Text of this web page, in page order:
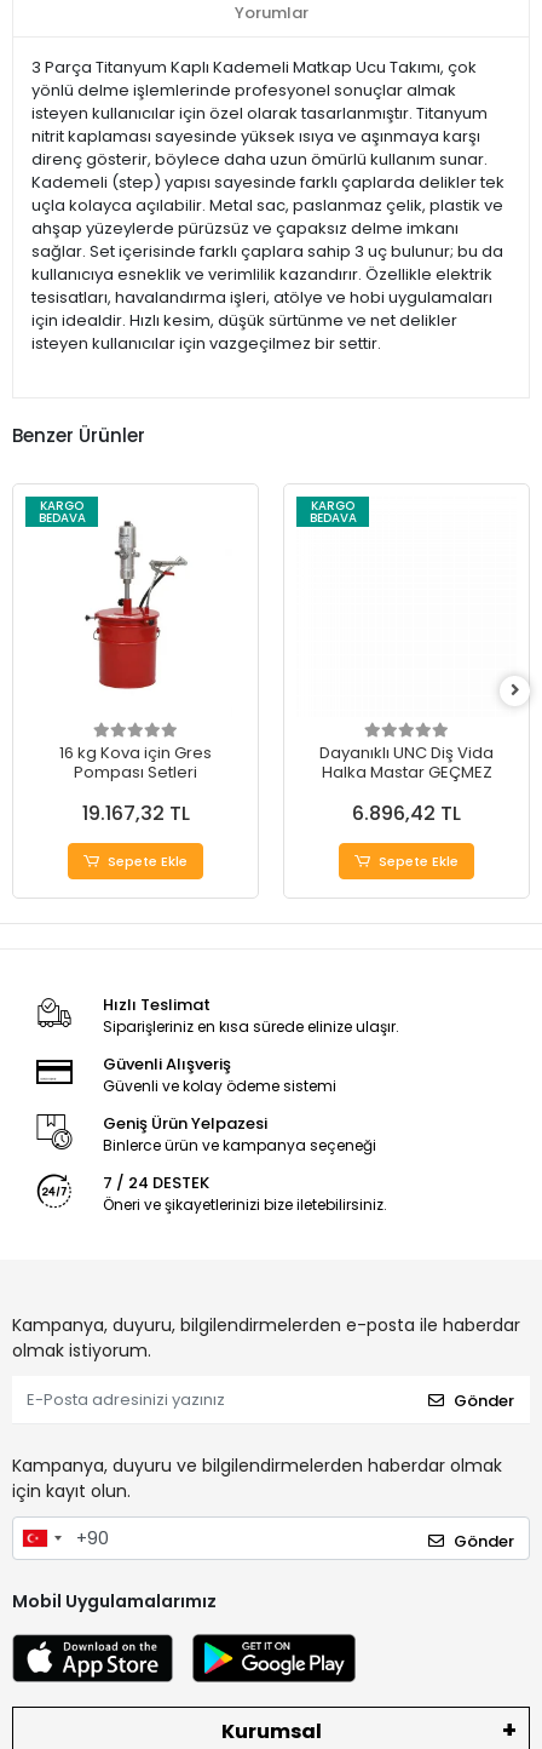
Yorumlar
3 Parça Titanyum Kaplı Kademeli Matkap Ucu Takımı, çok
yönlü delme işlemlerinde profesyonel sonuçlar almak
isteyen kullanıcılar için özel olarak tasarlanmıştır. Titanyum
nitrit kaplaması sayesinde yüksek ısıya ve aşınmaya karşı
direnç gösterir, böylece daha uzun ömürlü kullanım sunar.
Kademeli (step) yapısı sayesinde farklı çaplarda delikler tek
uçla kolayca açılabilir. Metal sac, paslanmaz çelik, plastik ve
ahşap yüzeylerde pürüzsüz ve çapaksız delme imkanı
sağlar. Set içerisinde farklı çaplara sahip 3 uç bulunur; bu da
kullanıcıya esneklik ve verimlilik kazandırır. Özellikle elektrik
tesisatları, havalandırma işleri, atölye ve hobi uygulamaları
için idealdir. Hızlı kesim, düşük sürtünme ve net delikler
isteyen kullanıcılar için vazgeçilmez bir settir.
Benzer Ürünler
KARGO
BEDAVA
16 kg Kova için Gres
Pompası Setleri
19.167,32 TL
Sepete Ekle
KARGO
BEDAVA
Dayanıklı UNC Diş Vida
Halka Mastar GEÇMEZ
6.896,42 TL
Sepete Ekle
Hızlı Teslimat
Siparişleriniz en kısa sürede elinize ulaşır.
Güvenli Alışveriş
Güvenli ve kolay ödeme sistemi
Geniş Ürün Yelpazesi
Binlerce ürün ve kampanya seçeneği
7 / 24 DESTEK
Öneri ve şikayetlerinizi bize iletebilirsiniz.
Kampanya, duyuru, bilgilendirmelerden e-posta ile haberdar
olmak istiyorum.
Gönder
Kampanya, duyuru ve bilgilendirmelerden haberdar olmak
için kayıt olun.
Gönder
Mobil Uygulamalarımız
Kurumsal